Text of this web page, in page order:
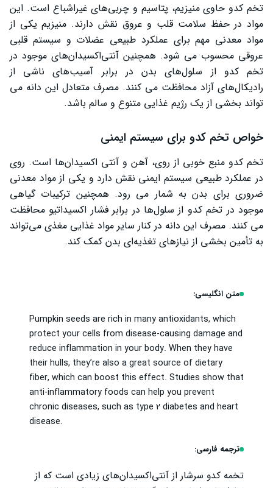
مضرات تخم کدو
چه افرادی باید در مصرف تخم کدو احتیاط کنند؟
نتیجه گیری
تخم کدو حاوی منیزیم، پتاسیم و چربی‌های غیراشباع است. این
مواد در حفظ سلامت قلب و عروق نقش دارند. منیزیم یکی از
مواد معدنی مهم برای عملکرد طبیعی عضلات و سیستم قلبی
عروقی محسوب می ‌شود. همچنین آنتی‌اکسیدان‌های موجود در
تخم کدو از سلول‌های بدن در برابر آسیب‌های ناشی از
رادیکال‌های آزاد محافظت می‌ کنند. مصرف متعادل این دانه می‌
تواند بخشی از یک رژیم غذایی متنوع و سالم باشد.
خواص تخم کدو برای سیستم ایمنی
تخم کدو منبع خوبی از روی، آهن و آنتی‌ اکسیدان‌ها است. روی
در عملکرد طبیعی سیستم ایمنی نقش دارد و یکی از مواد معدنی
ضروری برای بدن به شمار می ‌رود. همچنین ترکیبات گیاهی
موجود در تخم کدو از سلول‌ها در برابر فشار اکسیداتیو محافظت
می ‌کنند. مصرف این دانه در کنار سایر مواد غذایی مغذی می‌تواند
به تأمین بخشی از نیازهای تغذیه‌ای بدن کمک کند.
متن انگلیسی:
Pumpkin seeds are rich in many antioxidants, which
protect your cells from disease-causing damage and
reduce inflammation in your body. When they have
their hulls, they’re also a great source of dietary
fiber, which can boost this effect. Studies show that
anti-inflammatory foods can help you prevent
chronic diseases, such as type 2 diabetes and heart
disease.
ترجمه فارسی:
تخمه کدو سرشار از آنتی‌اکسیدان‌های زیادی است که از